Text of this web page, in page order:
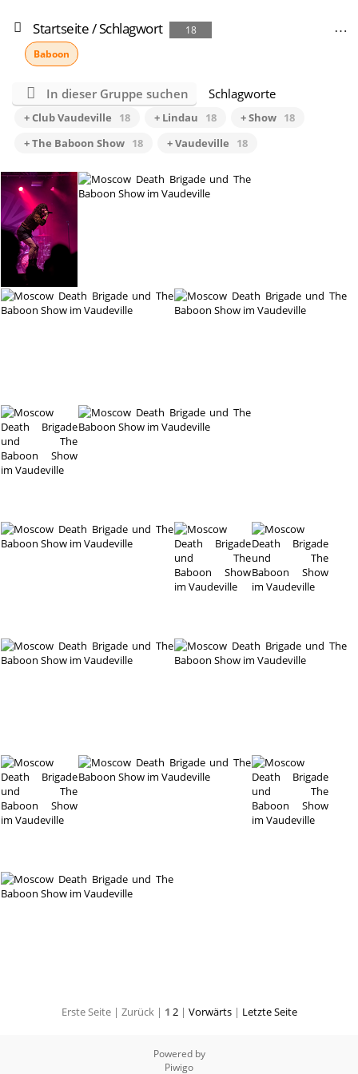
Startseite/Schlagwort
18
Baboon
In dieser Gruppe suchen Schlagworte
+ Club Vaudeville 18 + Lindau 18 + Show 18
+ The Baboon Show 18 + Vaudeville 18
Erste Seite | Zurück | 1 2 | Vorwärts | Letzte Seite
Powered by
Piwigo